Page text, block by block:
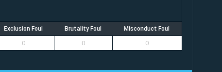
Exclusion Foul Brutality Foul Misconduct Foul
0 0 0